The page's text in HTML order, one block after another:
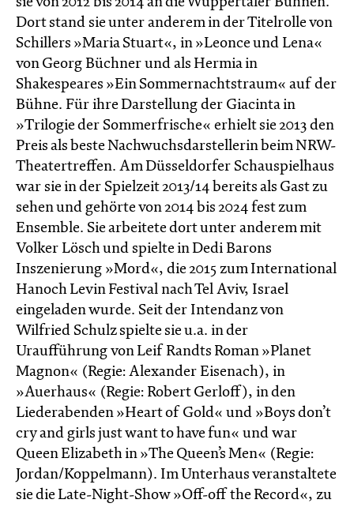
Dort stand sie unter anderem in der Titelrolle von
Schillers »Maria Stuart«, in »Leonce und Lena«
von Georg Büchner und als Hermia in
Shakespeares »Ein Sommernachtstraum« auf der
Bühne. Für ihre Darstellung der Giacinta in
»Trilogie der Sommerfrische« erhielt sie 2013 den
Preis als beste Nachwuchsdarstellerin beim NRW-
Theatertreffen. Am Düsseldorfer Schauspielhaus
war sie in der Spielzeit 2013/14 bereits als Gast zu
sehen und gehörte von 2014 bis 2024 fest zum
Ensemble. Sie arbeitete dort unter anderem mit
Volker Lösch und spielte in Dedi Barons
Inszenierung »Mord«, die 2015 zum International
Hanoch Levin Festival nach Tel Aviv, Israel
eingeladen wurde. Seit der Intendanz von
Wilfried Schulz spielte sie u.a. in der
Uraufführung von Leif Randts Roman »Planet
Magnon« (Regie: Alexander Eisenach), in
»Auerhaus« (Regie: Robert Gerloff), in den
Liederabenden »Heart of Gold« und »Boys don’t
cry and girls just want to have fun« und war
Queen Elizabeth in »The Queen’s Men« (Regie:
Jordan/Koppelmann). Im Unterhaus veranstaltete
sie die Late-Night-Show »Off-off the Record«, zu